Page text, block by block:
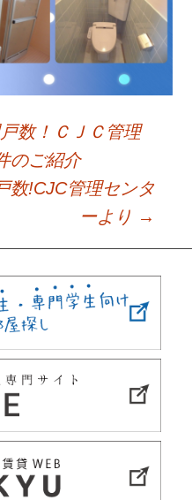
数！ＣＪＣ管理
のご紹介
!CJC管理センタ
ーより →